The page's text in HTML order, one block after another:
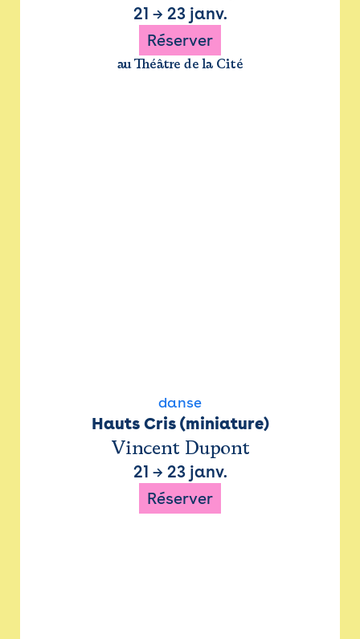
21 → 23 janv.
Réserver
au Théâtre de la Cité
danse
Hauts Cris (miniature)
Vincent Dupont
21 → 23 janv.
Réserver